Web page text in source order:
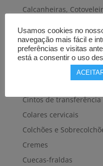
Calcanheiras,
Carros hospitalares
Cestas, Arneses
Cintos de
Colares cervicais
Colchões e
Cremes
Cuecas-fraldas
Usamos cookies no
navegação mais fácil e
preferências e visitas
está a consentir o uso